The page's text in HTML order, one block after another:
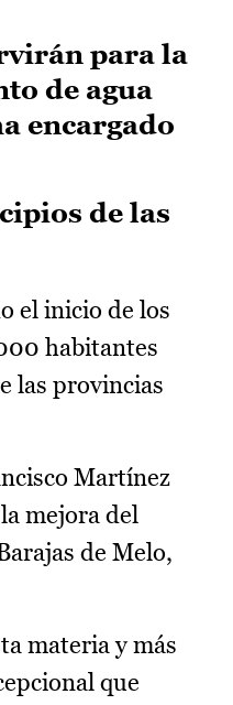
para la
de agua
encargado
de las
el inicio de los
habitantes
las provincias
Martínez
mejora del
de Melo,
materia y más
que